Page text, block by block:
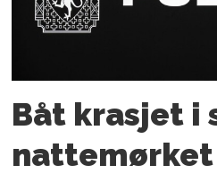
Båt krasjet i
nattemørket